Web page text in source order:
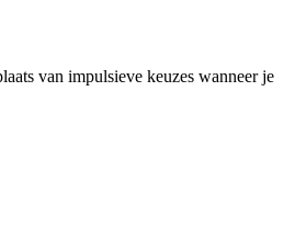
van impulsieve keuzes wanneer je